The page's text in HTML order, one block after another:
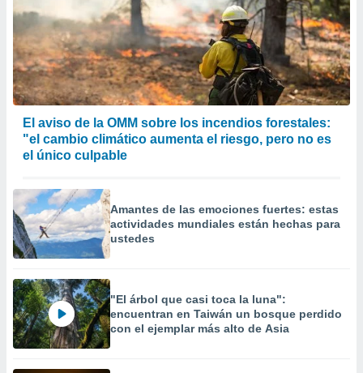
El aviso de la OMM sobre los incendios forestales:
"el cambio climático aumenta el riesgo, pero no es
el único culpable
Amantes de las emociones fuertes: estas
actividades mundiales están hechas para
ustedes
"El árbol que casi toca la luna":
encuentran en Taiwán un bosque perdido
con el ejemplar más alto de Asia